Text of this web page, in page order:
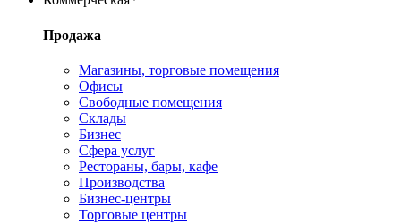
Продажа
Магазины, торговые помещения
Офисы
Свободные помещения
Склады
Бизнес
Сфера услуг
Рестораны, бары, кафе
Производства
Бизнес-центры
Торговые центры